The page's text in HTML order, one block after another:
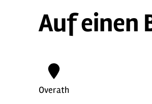
Auf einen
Overath